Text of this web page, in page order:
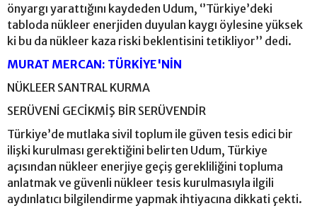
önyargı yarattığını kaydeden Udum, ‘’Türkiye’deki
tabloda nükleer enerjiden duyulan kaygı öylesine yüksek
ki bu da nükleer kaza riski beklentisini tetikliyor’’ dedi.
MURAT MERCAN: TÜRKİYE'NİN
NÜKLEER SANTRAL KURMA
SERÜVENİ GECİKMİŞ BİR SERÜVENDİR
Türkiye’de mutlaka sivil toplum ile güven tesis edici bir
ilişki kurulması gerektiğini belirten Udum, Türkiye
açısından nükleer enerjiye geçiş gerekliliğini topluma
anlatmak ve güvenli nükleer tesis kurulmasıyla ilgili
aydınlatıcı bilgilendirme yapmak ihtiyacına dikkati çekti.